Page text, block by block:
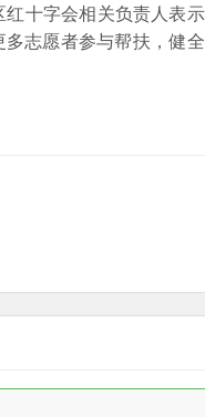
十字会相关负责人表
志愿者参与帮扶，健